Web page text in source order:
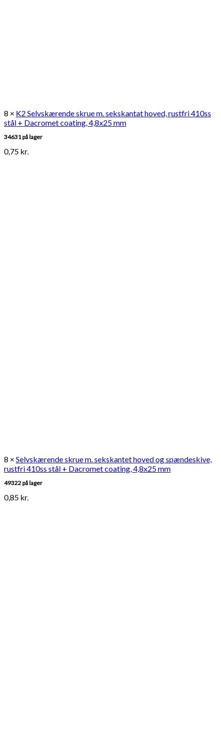
8 × K2 Selvskærende skrue m. sekskantat hoved, rustfri 410ss
stål + Dacromet coating, 4,8x25 mm
34631 på lager
0,75 kr.
8 × Selvskærende skrue m. sekskantet hoved og spændeskive,
rustfri 410ss stål + Dacromet coating, 4,8x25 mm
49322 på lager
0,85 kr.